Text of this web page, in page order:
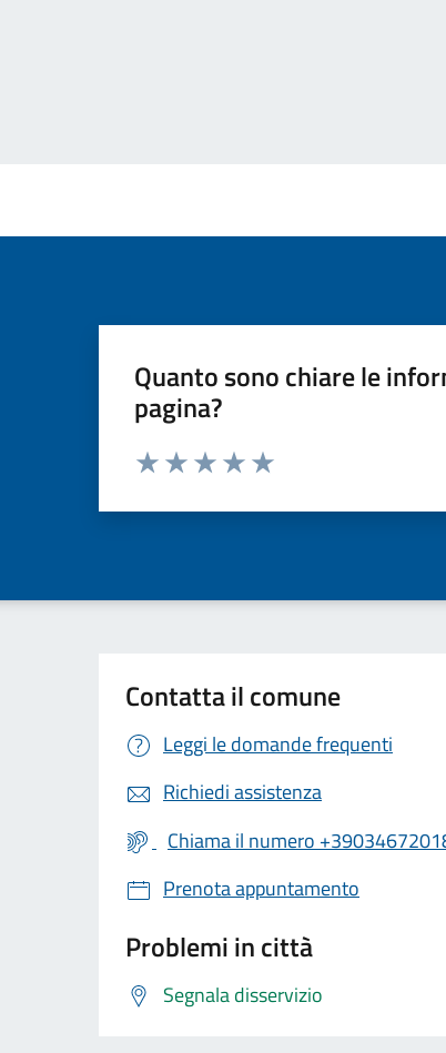
Quanto sono chiare le
pagina?
Valuta da 1 a 5 stelle la pagina
Contatta il comune
Leggi le domande frequenti
Richiedi assistenza
Chiama il numero
Prenota appuntamento
Problemi in città
Segnala disservizio